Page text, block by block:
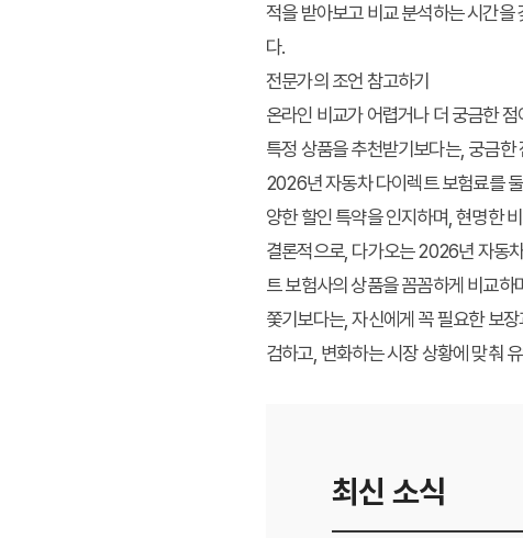
적을 받아보고 비교 분석하는 시간
다.
전문가의 조언 참고하기
온라인 비교가 어렵거나 더 궁금한
특정 상품을 추천받기보다는, 궁금
2026년 자동차 다이렉트 보험료를
양한 할인 특약을 인지하며, 현명한
결론적으로, 다가오는 2026년 자동
트 보험사의 상품을 꼼꼼하게 비교
쫓기보다는, 자신에게 꼭 필요한 보
검하고, 변화하는 시장 상황에 맞춰
최신 소식